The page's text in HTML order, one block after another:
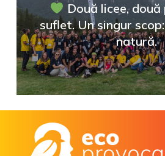
Două licee,
suflet. Un singur
natură.